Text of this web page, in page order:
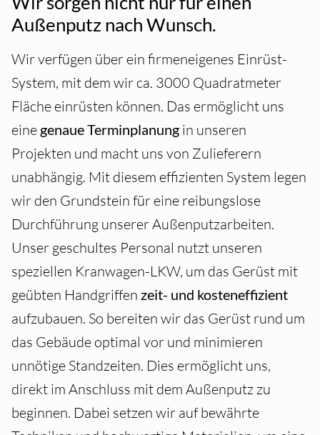
Außenputz nach Wunsch.
Wir verfügen über ein firmeneigenes Einrüst-
System, mit dem wir ca. 3000 Quadratmeter
Fläche einrüsten können. Das ermöglicht uns
eine genaue Terminplanung in unseren
Projekten und macht uns von Zulieferern
unabhängig. Mit diesem effizienten System legen
wir den Grundstein für eine reibungslose
Durchführung unserer Außenputzarbeiten.
Unser geschultes Personal nutzt unseren
speziellen Kranwagen-LKW, um das Gerüst mit
geübten Handgriffen zeit- und kosteneffizient
aufzubauen. So bereiten wir das Gerüst rund um
das Gebäude optimal vor und minimieren
unnötige Standzeiten. Dies ermöglicht uns,
direkt im Anschluss mit dem Außenputz zu
beginnen. Dabei setzen wir auf bewährte